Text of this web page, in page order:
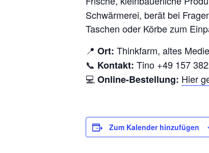
Schwärmerei, berät bei
Taschen oder Körbe zum
📍 Ort: Thinkfarm, altes
📞 Kontakt: Tino +49 157
💻 Online-Bestellung: Hier
Zum Kalender hinzufügen